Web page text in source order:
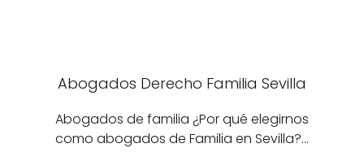
Abogados Derecho Familia Sevilla
Abogados de familia ¿Por qué elegirnos
como abogados de Familia en Sevilla?…